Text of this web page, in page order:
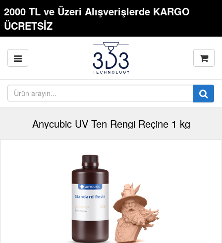
2000 TL ve Üzeri Alışverişlerde KARGO
ÜCRETSİZ
Anycubic UV Ten Rengi Reçine 1 kg